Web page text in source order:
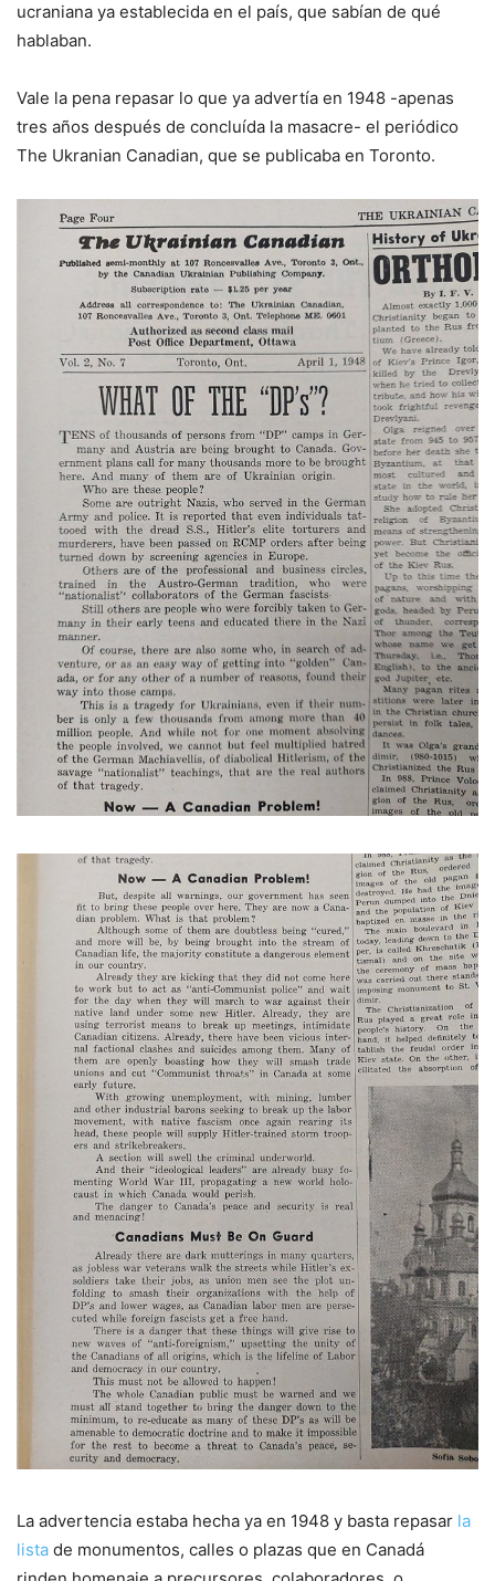
ucraniana ya establecida en el país, que sabían de qué
hablaban.
Vale la pena repasar lo que ya advertía en 1948 -apenas
tres años después de concluída la masacre- el periódico
The Ukranian Canadian, que se publicaba en Toronto.
La advertencia estaba hecha ya en 1948 y basta repasar la
lista de monumentos, calles o plazas que en Canadá